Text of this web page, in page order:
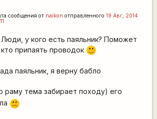
сообщения от naikon отправленного 19 Авг, 2014
Люди, у кого есть паяльник? Поможет
кто припаять проводок :)
паяльник, я верну бабло
раму тема забирает походу) его
:(